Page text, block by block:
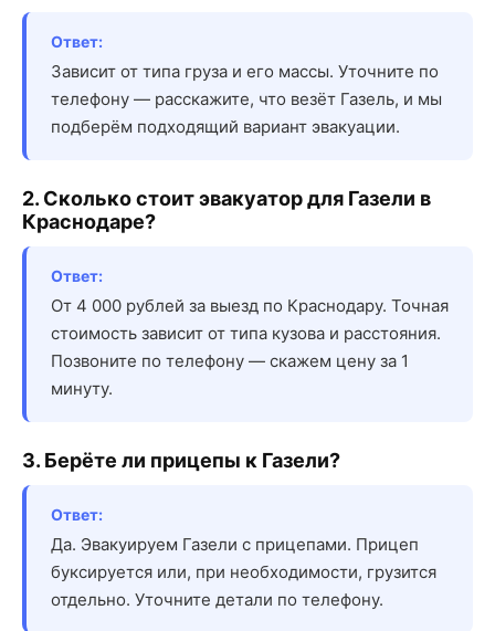
Ответ:
Зависит от типа груза и его массы. Уточните по
телефону — расскажите, что везёт Газель, и мы
подберём подходящий вариант эвакуации.
2. Сколько стоит эвакуатор для Газели в
Краснодаре?
Ответ:
От 4 000 рублей за выезд по Краснодару. Точная
стоимость зависит от типа кузова и расстояния.
Позвоните по телефону — скажем цену за 1
минуту.
3. Берёте ли прицепы к Газели?
Ответ:
Да. Эвакуируем Газели с прицепами. Прицеп
буксируется или, при необходимости, грузится
отдельно. Уточните детали по телефону.